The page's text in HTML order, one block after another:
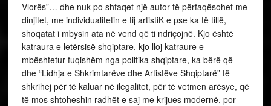
Vlorës”… dhe nuk po shfaqet një autor të përfaqësohet me
dinjitet, me individualitetin e tij artistiK e pse ka të tillë,
shoqatat i mbysin ata në vend që ti ndriçojnë. Kjo është
katraura e letërsisë shqiptare, kjo lloj katraure e
mbështetur fuqishëm nga politika shqiptare, ka bërë që
dhe “Lidhja e Shkrimtarëve dhe Artistëve Shqiptarë” të
shkrihej për të kaluar në ilegalitet, për të vetmen arësye, që
të mos shtoheshin radhët e saj me krijues modernë, por